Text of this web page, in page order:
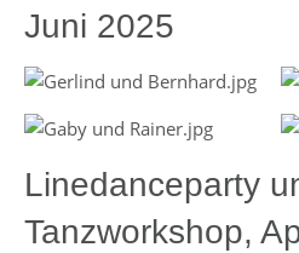
Juni 2025
Linedanceparty
Tanzworkshop,